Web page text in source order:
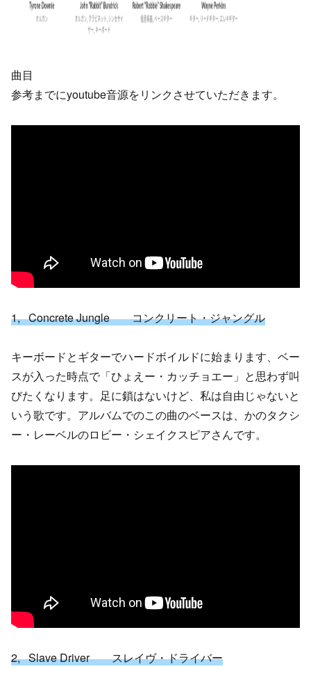
曲目
参考までにyoutube音源をリンクさせていただきます。
1, Concrete Jungle コンクリート・ジャングル
キーボードとギターでハードボイルドに始まります、ベー
スが入った時点で「ひょえー・カッチョエー」と思わず叫
びたくなります。足に鎖はないけど、私は自由じゃないと
いう歌です。アルバムでのこの曲のベースは、かのタクシ
ー・レーベルのロビー・シェイクスピアさんです。
2, Slave Driver スレイヴ・ドライバー